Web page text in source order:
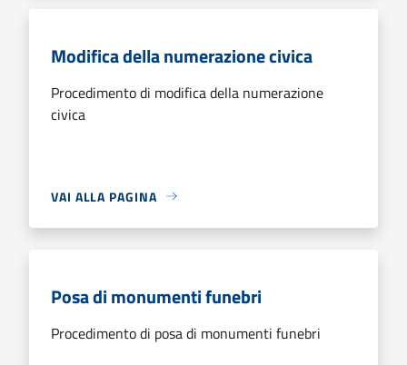
Modifica della numerazione civica
Procedimento di modifica della numerazione
civica
VAI ALLA PAGINA
Posa di monumenti funebri
Procedimento di posa di monumenti funebri